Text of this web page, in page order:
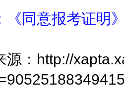
《同意报考证明
：http://